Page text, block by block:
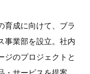
育成に向けて、ブラ
事業部を設立。社内
ジのプロジェクトと